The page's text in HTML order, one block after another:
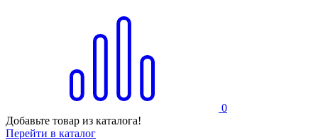
0
Добавьте товар из каталога!
Перейти в каталог